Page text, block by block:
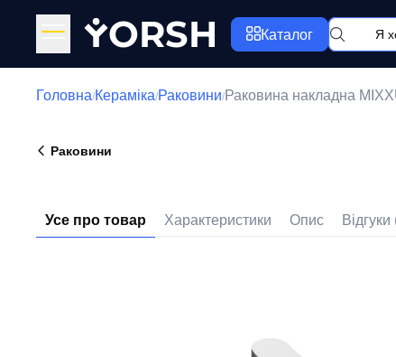
YORSH Каталог
Головна/Кераміка/Раковини/Раковина накладна
Раковини
Усе про товар Характеристики Опис Відгуки